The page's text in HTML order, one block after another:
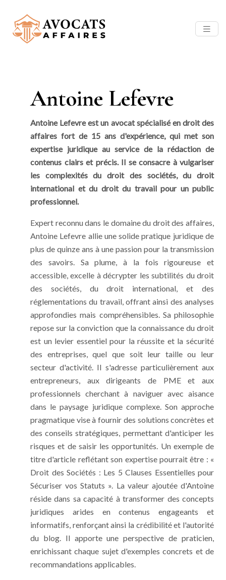
Antoine Lefevre
Antoine Lefevre est un avocat spécialisé en droit des
affaires fort de 15 ans d'expérience, qui met son
expertise juridique au service de la rédaction de
contenus clairs et précis. Il se consacre à vulgariser
les complexités du droit des sociétés, du droit
international et du droit du travail pour un public
professionnel.
Expert reconnu dans le domaine du droit des affaires,
Antoine Lefevre allie une solide pratique juridique de
plus de quinze ans à une passion pour la transmission
des savoirs. Sa plume, à la fois rigoureuse et
accessible, excelle à décrypter les subtilités du droit
des sociétés, du droit international, et des
réglementations du travail, offrant ainsi des analyses
approfondies mais compréhensibles. Sa philosophie
repose sur la conviction que la connaissance du droit
est un levier essentiel pour la réussite et la sécurité
des entreprises, quel que soit leur taille ou leur
secteur d'activité. Il s'adresse particulièrement aux
entrepreneurs, aux dirigeants de PME et aux
professionnels cherchant à naviguer avec aisance
dans le paysage juridique complexe. Son approche
pragmatique vise à fournir des solutions concrètes et
des conseils stratégiques, permettant d'anticiper les
risques et de saisir les opportunités. Un exemple de
titre d'article reflétant son expertise pourrait être : «
Droit des Sociétés : Les 5 Clauses Essentielles pour
Sécuriser vos Statuts ». La valeur ajoutée d'Antoine
réside dans sa capacité à transformer des concepts
juridiques arides en contenus engageants et
informatifs, renforçant ainsi la crédibilité et l'autorité
du blog. Il apporte une perspective de praticien,
enrichissant chaque sujet d'exemples concrets et de
recommandations applicables.